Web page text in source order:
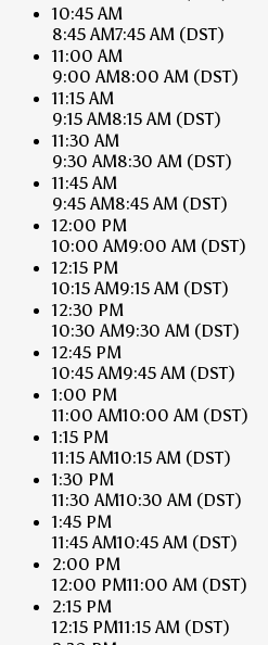
10:45 AM
8:45 AM7:45 AM (DST)
11:00 AM
9:00 AM8:00 AM (DST)
11:15 AM
9:15 AM8:15 AM (DST)
11:30 AM
9:30 AM8:30 AM (DST)
11:45 AM
9:45 AM8:45 AM (DST)
12:00 PM
10:00 AM9:00 AM (DST)
12:15 PM
10:15 AM9:15 AM (DST)
12:30 PM
10:30 AM9:30 AM (DST)
12:45 PM
10:45 AM9:45 AM (DST)
1:00 PM
11:00 AM10:00 AM (DST)
1:15 PM
11:15 AM10:15 AM (DST)
1:30 PM
11:30 AM10:30 AM (DST)
1:45 PM
11:45 AM10:45 AM (DST)
2:00 PM
12:00 PM11:00 AM (DST)
2:15 PM
12:15 PM11:15 AM (DST)